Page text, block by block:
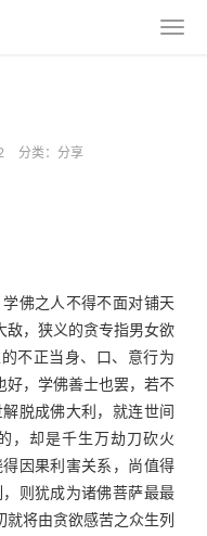
分类： 分享
佛之人不得不面对铺天
敌，狭义的贪专指男女欲
不正当身、口、意行为
好，学佛善士也罢，若不
脱成佛大利，就连世间
，却是千生万劫刀砍火
因果利害关系，尚值得
则犹成为诸佛菩萨最最
就将由贪欲感苦之众生列